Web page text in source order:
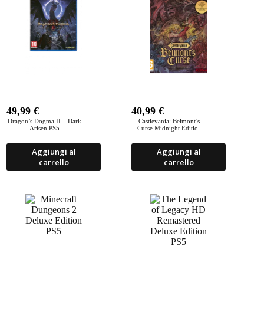
Dragon’s Dogma II – Dark
Arisen PS5
49,99€
Aggiungi al
carrello
Castlevania: Belmont’s
Curse Midnight Edition
40,99€
Aggiungi al
carrello